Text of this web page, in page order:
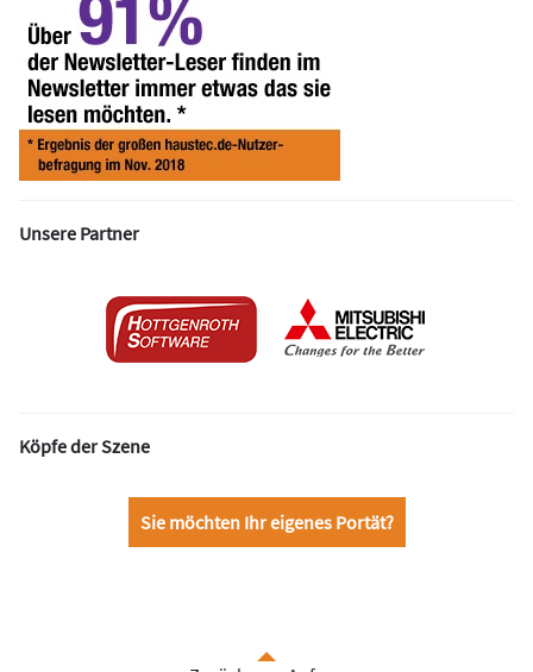
Unsere Partner
Köpfe der Szene
Sie möchten Ihr eigenes Portät?